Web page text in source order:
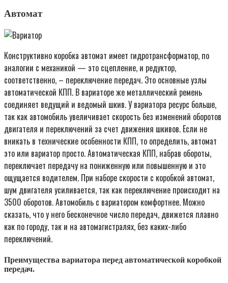
Автомат
Конструктивно коробка автомат имеет гидротрансформатор, по
аналогии с механикой — это сцепление, и редуктор,
соответственно, – переключение передач. Это основные узлы
автоматической КПП. В вариаторе же металлический ремень
соединяет ведущий и ведомый шкив. У вариатора ресурс больше,
так как автомобиль увеличивает скорость без изменений оборотов
двигателя и переключений за счет движения шкивов. Если не
вникать в технические особенности КПП, то определить, автомат
это или вариатор просто. Автоматическая КПП, набрав обороты,
переключает передачу на пониженную или повышенную и это
ощущается водителем. При наборе скорости с коробкой автомат,
шум двигателя усиливается, так как переключение происходит на
3500 оборотов. Автомобиль с вариатором комфортнее. Можно
сказать, что у него бесконечное число передач, движется плавно
как по городу, так и на автомагистралях, без каких-либо
переключений.
Преимущества вариатора перед автоматической коробкой
передач.